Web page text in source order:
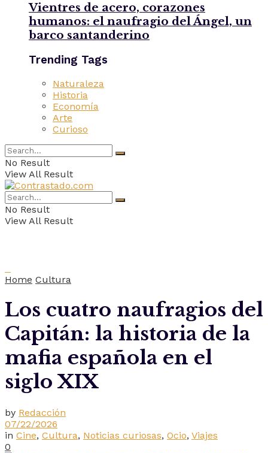
Vientres de acero, corazones
humanos: el naufragio del Ángel, un
barco santanderino
Trending Tags
Naturaleza
Historia
Economía
Arte
Curioso
No Result
View All Result
No Result
View All Result
Home Cultura
Los cuatro naufragios del
Capitán: la historia de la
mafia española en el
siglo XIX
by Redacción
07/22/2026
in Cine, Cultura, Noticias curiosas, Ocio, Viajes
0